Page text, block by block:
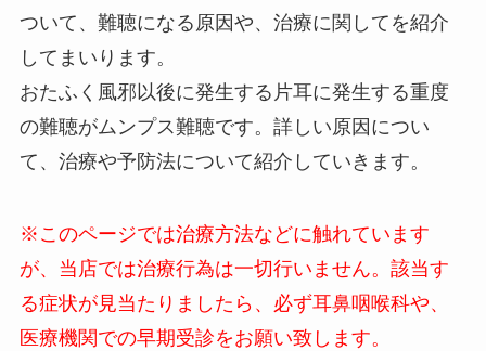
ついて、難聴になる原因や、治療に関してを紹介
してまいります。
おたふく風邪以後に発生する片耳に発生する重度
の難聴がムンプス難聴です。詳しい原因につい
て、治療や予防法について紹介していきます。
※このページでは治療方法などに触れています
が、当店では治療行為は一切行いません。該当す
る症状が見当たりましたら、必ず耳鼻咽喉科や、
医療機関での早期受診をお願い致します。